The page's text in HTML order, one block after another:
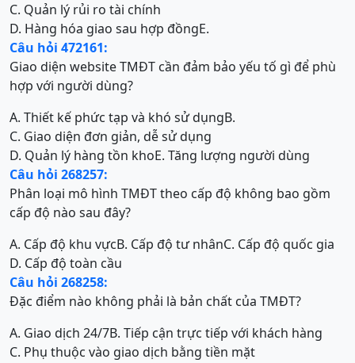
C. Quản lý rủi ro tài chính
D. Hàng hóa giao sau hợp đồngE.
Câu hỏi 472161:
Giao diện website TMĐT cần đảm bảo yếu tố gì để phù
hợp với người dùng?
A. Thiết kế phức tạp và khó sử dụngB.
C. Giao diện đơn giản, dễ sử dụng
D. Quản lý hàng tồn khoE. Tăng lượng người dùng
Câu hỏi 268257:
Phân loại mô hình TMĐT theo cấp độ không bao gồm
cấp độ nào sau đây?
A. Cấp độ khu vựcB. Cấp độ tư nhânC. Cấp độ quốc gia
D. Cấp độ toàn cầu
Câu hỏi 268258:
Đặc điểm nào không phải là bản chất của TMĐT?
A. Giao dịch 24/7B. Tiếp cận trực tiếp với khách hàng
C. Phụ thuộc vào giao dịch bằng tiền mặt